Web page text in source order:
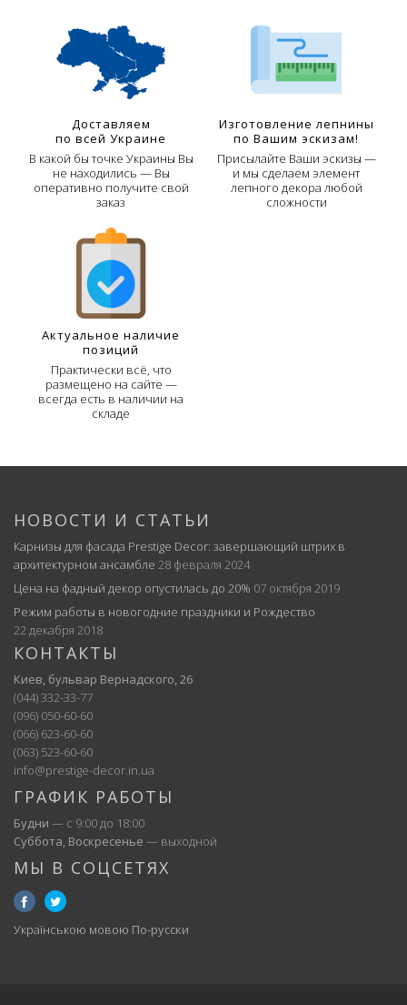
Доставляем
по всей Украине
В какой бы точке Украины Вы
не находились — Вы
оперативно получите свой
заказ
Изготовление лепнины
по Вашим эскизам!
Присылайте Ваши эскизы —
и мы сделаем элемент
лепного декора любой
сложности
Актуальное наличие
позиций
Практически всё, что
размещено на сайте —
всегда есть в наличии на
складе
НОВОСТИ И СТАТЬИ
Карнизы для фасада Prestige Decor: завершающий штрих в
архитектурном ансамбле 28 февраля 2024
Цена на фадный декор опустилась до 20% 07 октября 2019
Режим работы в новогодние праздники и Рождество
22 декабря 2018
КОНТАКТЫ
Киев, бульвар Вернадского, 26
(044) 332-33-77
(096) 050-60-60
(066) 623-60-60
(063) 523-60-60
info@prestige-decor.in.ua
ГРАФИК РАБОТЫ
Будни — с 9:00 до 18:00
Суббота, Воскресенье — выходной
МЫ В СОЦСЕТЯХ
Українською мовою По-русски